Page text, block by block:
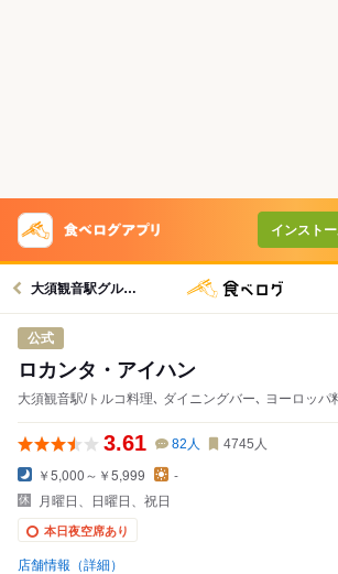
インスト
大須観音駅グルメへ
公式
ロカンタ・アイハン
大須観音駅/トルコ料理､ ダイニングバー､ ヨーロッパ
3.61 82 人 4745 人
￥5,000～￥5,999
-
月曜日、日曜日、祝日
本日夜空席あり
店舗情報（詳細）